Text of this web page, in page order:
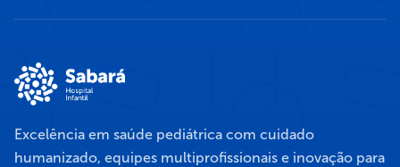
Excelência em saúde pediátrica com cuidado
humanizado, equipes multiprofissionais e inovação para